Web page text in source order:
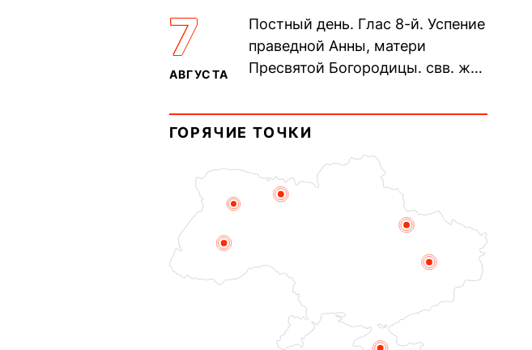
Печерского, в Ближних
пещерах...
7
АВГУСТА
Постный день. Глас 8-й. Успение
праведной Анны, матери
Пресвятой Богородицы. свв. жен
прп. Евпракси́и девы,...
ГОРЯЧИЕ ТОЧКИ